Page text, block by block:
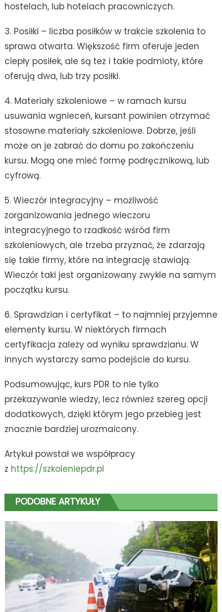
hostelach, lub hotelach pracowniczych.
3. Posiłki – liczba posiłków w trakcie szkolenia to
sprawa otwarta. Większość firm oferuje jeden
ciepły posiłek, ale są też i takie podmioty, które
oferują dwa, lub trzy posiłki.
4. Materiały szkoleniowe – w ramach kursu
usuwania wgnieceń, kursant powinien otrzymać
stosowne materiały szkoleniowe. Dobrze, jeśli
może on je zabrać do domu po zakończeniu
kursu. Mogą one mieć formę podręcznikową, lub
cyfrową.
5. Wieczór integracyjny – możliwość
zorganizowania jednego wieczoru
integracyjnego to rzadkość wśród firm
szkoleniowych, ale trzeba przyznać, że zdarzają
się takie firmy, które na integrację stawiają.
Wieczór taki jest organizowany zwykle na samym
początku kursu.
6. Sprawdzian i certyfikat – to najmniej przyjemne
elementy kursu. W niektórych firmach
certyfikacja zależy od wyniku sprawdzianu. W
innych wystarczy samo podejście do kursu.
Podsumowując, kurs PDR to nie tylko
przekazywanie wiedzy, lecz również szereg opcji
dodatkowych, dzięki którym jego przebieg jest
znacznie bardziej urozmaicony.
Artykuł powstał we współpracy
z https://szkoleniepdr.pl
PODOBNE ARTYKUŁY